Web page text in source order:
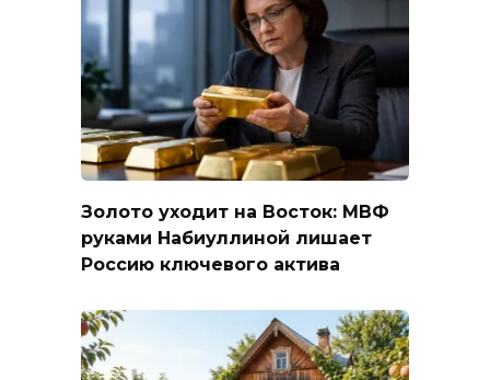
Золото уходит на Восток: МВФ
руками Набиуллиной лишает
Россию ключевого актива